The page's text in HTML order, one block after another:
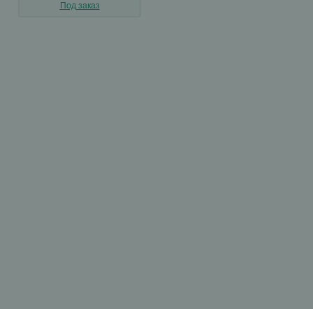
Под заказ